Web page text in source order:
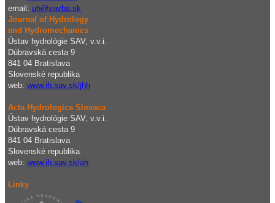
email: uh@savba.sk
Journal of Hydrology
and Hydromechanics
Ústav hydrológie SAV, v.v.i.
Dúbravská cesta 9
841 04 Bratislava
Slovenské republika
web: www.ih.sav.sk/jhh
Acta Hydrologica Slovaca
Ústav hydrológie SAV, v.v.i.
Dúbravská cesta 9
841 04 Bratislava
Slovenské republika
web: www.ih.sav.sk/ah
Linky